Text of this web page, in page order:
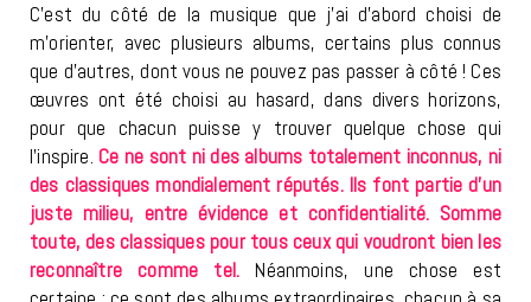
C’est du côté de la musique que j’ai d’abord choisi de
m’orienter, avec plusieurs albums, certains plus connus
que d’autres, dont vous ne pouvez pas passer à côté ! Ces
œuvres ont été choisi au hasard, dans divers horizons,
pour que chacun puisse y trouver quelque chose qui
l’inspire. Ce ne sont ni des albums totalement inconnus, ni
des classiques mondialement réputés. Ils font partie d’un
juste milieu, entre évidence et confidentialité. Somme
toute, des classiques pour tous ceux qui voudront bien les
reconnaître comme tel. Néanmoins, une chose est